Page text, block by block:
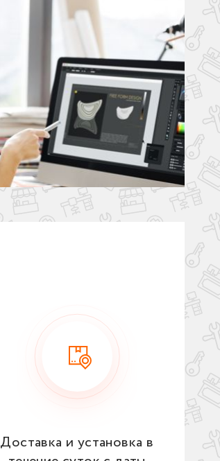
Доставка и установка в